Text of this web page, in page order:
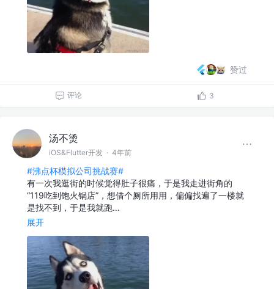
赞过
评论 3
汤不烫
iOS&Flutter开发 · 4年前
#沸点杯模拟公司挑战赛#
有一次我逛街的时候觉得肚子很痛，于是我走进街角的
“119吃到饱火锅店”，想借个厕所用用，偏偏找遍了一楼就
是找不到，于是我就跑…
展开